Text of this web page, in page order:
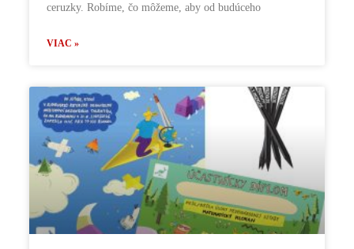
ceruzky. Robíme, čo môžeme, aby od budúceho
VIAC »